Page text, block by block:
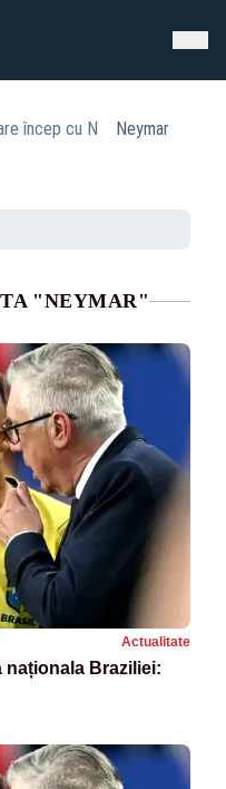
încep cu N Neymar
"NEYMAR"
Actualitate
naționala Braziliei: